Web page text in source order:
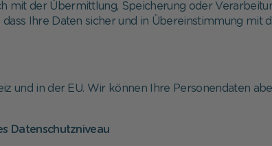
der Übermittlung, Speicherung oder
Ihre Daten sicher und in Übereinstimmung mit
und in der EU. Wir können Ihre Personendaten
Datenschutzniveau